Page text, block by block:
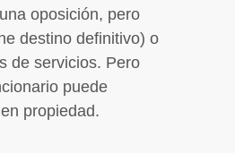
oposición, pero
destino definitivo) o
de servicios. Pero
puede
propiedad.